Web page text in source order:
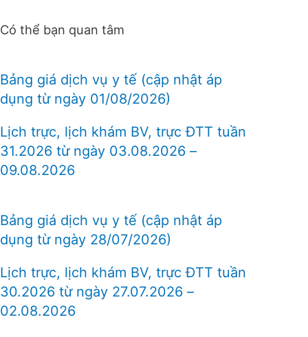
Có thể bạn quan tâm
Bảng giá dịch vụ y tế (cập nhật áp
dụng từ ngày 01/08/2026)
Lịch trực, lịch khám BV, trực ĐTT tuần
31.2026 từ ngày 03.08.2026 –
09.08.2026
Bảng giá dịch vụ y tế (cập nhật áp
dụng từ ngày 28/07/2026)
Lịch trực, lịch khám BV, trực ĐTT tuần
30.2026 từ ngày 27.07.2026 –
02.08.2026